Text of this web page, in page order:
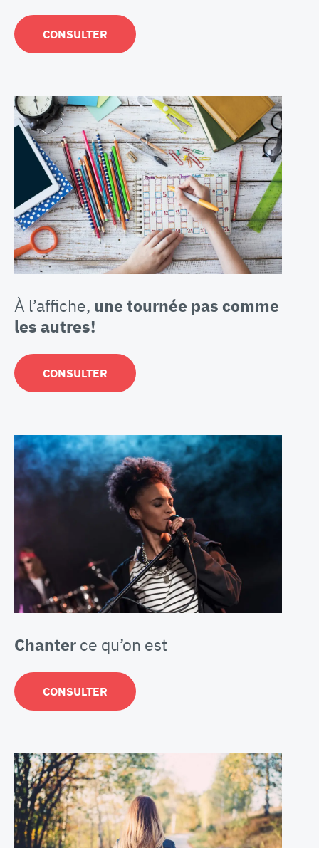
CONSULTER
À l’affiche, une tournée pas comme
les autres!
CONSULTER
Chanter ce qu’on est
CONSULTER